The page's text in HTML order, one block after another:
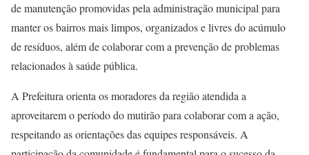
de manutenção promovidas pela administração municipal para
manter os bairros mais limpos, organizados e livres do acúmulo
de resíduos, além de colaborar com a prevenção de problemas
relacionados à saúde pública.
A Prefeitura orienta os moradores da região atendida a
aproveitarem o período do mutirão para colaborar com a ação,
respeitando as orientações das equipes responsáveis. A